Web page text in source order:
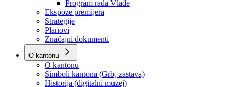
Vlada
Poslovnik
Program rada Vlade
Ekspoze premijera
Strategije
Planovi
Značajni dokumenti
O kantonu